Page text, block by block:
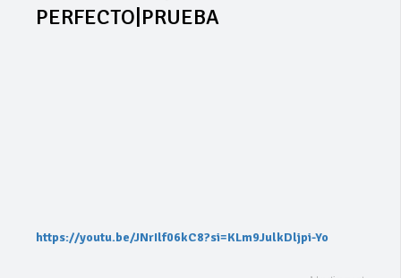
PERFECTO|PRUEBA
https://youtu.be/JNrIlf06kC8?si=KLm9JulkDljpi-Yo